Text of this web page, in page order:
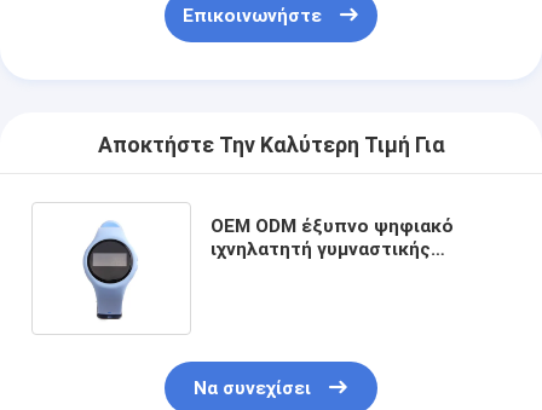
Επικοινωνήστε
Αποκτήστε Την Καλύτερη Τιμή Για
OEM ODM έξυπνο ψηφιακό
ιχνηλατητή γυμναστικής
Να συνεχίσει